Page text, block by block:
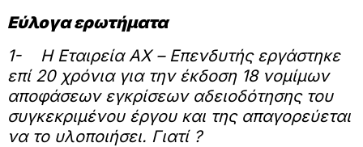
Εύλογα ερωτήματα
1-
Η Εταιρεία ΑΧ – Επενδυτής εργάστηκε
επί 20 χρόνια για την έκδοση 18 νομίμων
αποφάσεων εγκρίσεων αδειοδότησης του
συγκεκριμένου έργου και της απαγορεύεται
να το υλοποιήσει. Γιατί ?